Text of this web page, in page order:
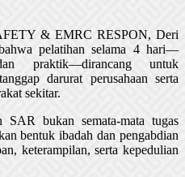
& EMRC RESPON, Deri
pelatihan selama 4 hari—
praktik—dirancang untuk
darurat perusahaan serta
sekitar.
SAR bukan semata-mata tugas
bentuk ibadah dan pengabdian
keterampilan, serta kepedulian